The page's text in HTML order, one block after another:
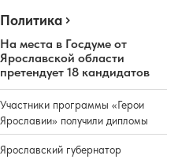
Политика
На места в Госдуме от
Ярославской области
претендует 18 кандидатов
Участники программы «Герои
Ярославии» получили дипломы
Ярославский губернатор